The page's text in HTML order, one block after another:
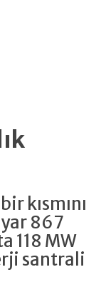
kısmını
867
118 MW
santrali